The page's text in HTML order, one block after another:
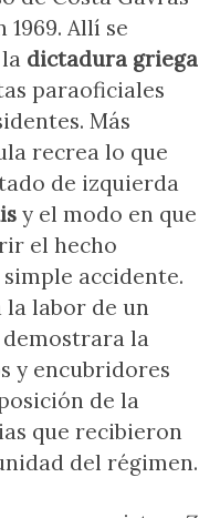
1969. Allí se
dictadura griega
paraoficiales
Más
recrea lo que
de izquierda
y el modo en que
el hecho
accidente.
la labor de un
la
y encubridores
de la
que recibieron
del régimen.